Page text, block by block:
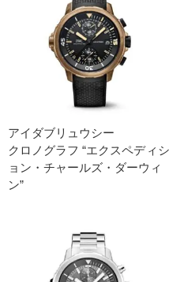
アイダブリュウシー
クロノグラフ “エクスペディシ
ョン・チャールズ・ダーウィ
ン”